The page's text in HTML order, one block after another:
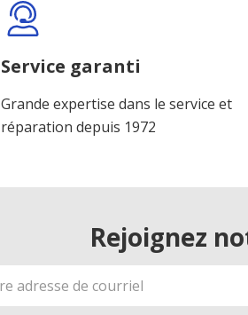
Service garanti
Grande expertise dans le service et
réparation depuis 1972
Rejoignez